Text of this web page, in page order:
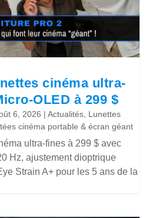
cinéma ultra-
OLED à 299 $
6, 2026 |Actualités, Lunettes
cinéma portable & écran géant
ultra-fines à 299 $ avec
Hz, ajustement dioptrique
Strain A+ pour les 5 ans de la